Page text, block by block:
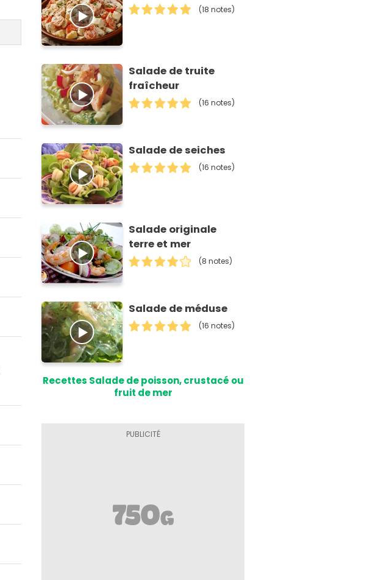
(18 notes)
Salade de truite
fraîcheur
(16 notes)
Salade de seiches
(16 notes)
Salade originale
terre et mer
(8 notes)
Salade de méduse
(16 notes)
Recettes Salade de poisson, crustacé ou
fruit de mer